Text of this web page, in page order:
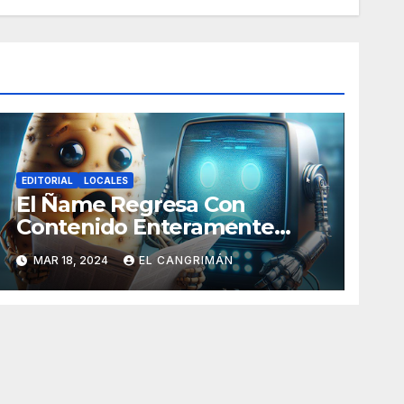
EDITORIAL LOCALES
El Ñame Regresa Con
Contenido Enteramente
Generado Por Inteligencia
Artificial
MAR 18, 2024 EL CANGRIMÁN